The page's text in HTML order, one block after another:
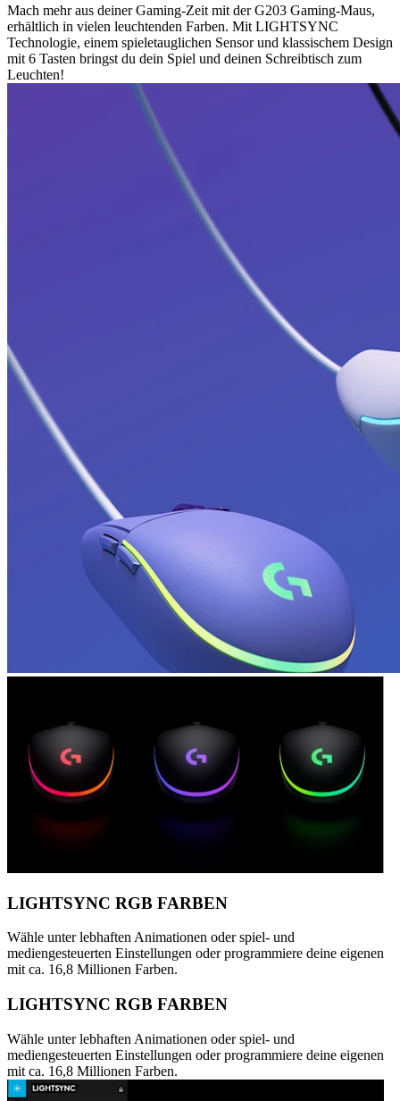
Mach mehr aus deiner Gaming-Zeit mit der G203 Gaming-Maus,
erhältlich in vielen leuchtenden Farben. Mit LIGHTSYNC
Technologie, einem spieletauglichen Sensor und klassischem Design
mit 6 Tasten bringst du dein Spiel und deinen Schreibtisch zum
Leuchten!
LIGHTSYNC RGB FARBEN
Wähle unter lebhaften Animationen oder spiel- und
mediengesteuerten Einstellungen oder programmiere deine eigenen
mit ca. 16,8 Millionen Farben.
LIGHTSYNC RGB FARBEN
Wähle unter lebhaften Animationen oder spiel- und
mediengesteuerten Einstellungen oder programmiere deine eigenen
mit ca. 16,8 Millionen Farben.